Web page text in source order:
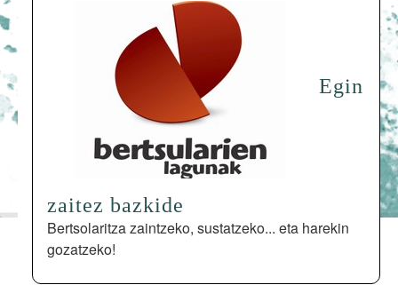
Egin
zaitez bazkide
Bertsolaritza zaintzeko, sustatzeko... eta harekin
gozatzeko!